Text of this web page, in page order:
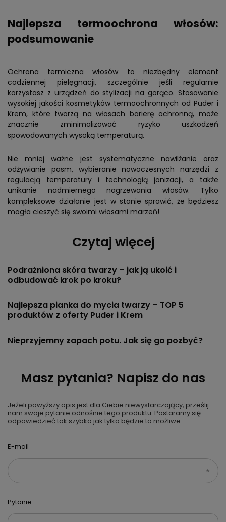
Najlepsza termoochrona włosów:
podsumowanie
Ochrona termiczna włosów to niezbędny element
codziennej pielęgnacji, szczególnie jeśli regularnie
korzystasz z urządzeń do stylizacji na gorąco. Stosowanie
wysokiej jakości kosmetyków termoochronnych od Puder i
Krem, które tworzą na włosach barierę ochronną, może
znacznie zminimalizować ryzyko uszkodzeń
spowodowanych wysoką temperaturą.
Nie mniej ważne jest systematyczne nawilżanie oraz
odżywianie pasm, wybieranie nowoczesnych narzędzi z
regulacją temperatury i technologią jonizacji, a także
unikanie nadmiernego nagrzewania włosów. Tylko
kompleksowe działanie jest w stanie sprawić, że będziesz
mogła cieszyć się swoimi włosami marzeń!
Czytaj więcej
Podrażniona skóra twarzy – jak ją ukoić i
odbudować krok po kroku?
Najlepsza pianka do mycia twarzy – TOP 5
produktów z oferty Puder i Krem
Nieprzyjemny zapach potu. Jak się go pozbyć?
Masz pytania? Napisz do nas
Jeżeli powyższy opis jest dla Ciebie niewystarczający, prześlij
nam swoje pytanie odnośnie tego produktu. Postaramy się
odpowiedzieć tak szybko jak tylko będzie to możliwe.
E-mail
Pytanie